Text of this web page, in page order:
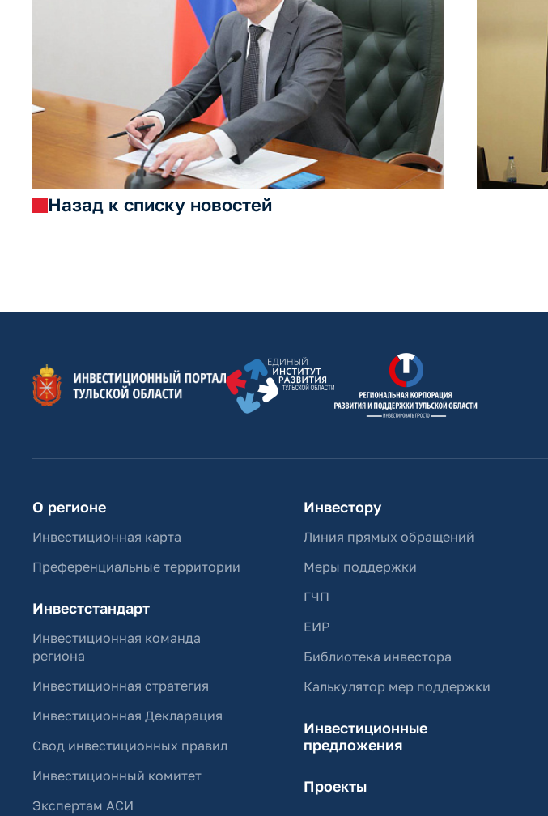
Назад к списку новостей
О регионе
Инвестиционная карта
Преференциальные территории
Инвестстандарт
Инвестиционная команда
региона
Инвестиционная стратегия
Инвестиционная Декларация
Свод инвестиционных правил
Инвестиционный комитет
Экспертам АСИ
Инвестору
Линия прямых обращений
Меры поддержки
ГЧП
ЕИР
Библиотека инвестора
Калькулятор мер поддержки
Инвестиционные
предложения
Проекты